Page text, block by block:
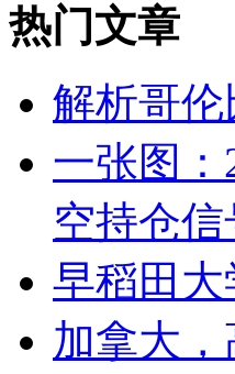
热门文章
解析哥
一张图：
空持仓信
早稻田
加拿大